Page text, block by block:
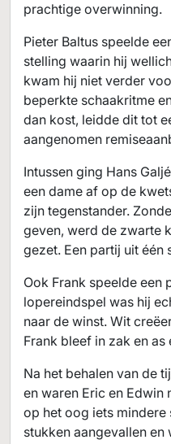
prachtige overwinning.
Pieter Baltus speelde
stelling waarin hij
kwam hij niet verder
beperkte schaakritme
dan kost, leidde dit tot
aangenomen
Intussen ging Hans
een dame af op de
zijn tegenstander.
geven, werd de zwarte
gezet. Een partij uit één
Ook Frank speelde een
lopereindspel was hij
naar de winst. Wit
Frank bleef in zak en as
Na het behalen van de
en waren Eric en Edwin
op het oog iets
stukken aangevallen en